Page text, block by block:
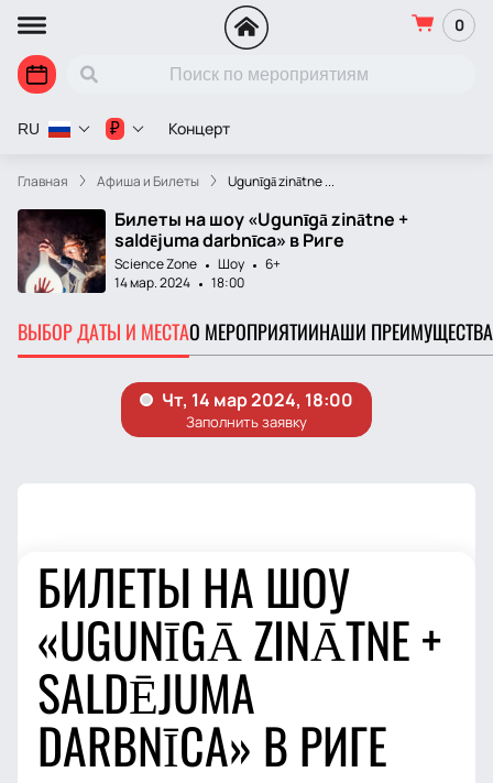
0
Концерт
RU ₽
Главная Афиша и Билеты Ugunīgā zinātne ...
Билеты на шоу «Ugunīgā zinātne +
saldējuma darbnīca» в Риге
Science Zone Шоу
6+
14 мар. 2024
18:00
ВЫБОР ДАТЫ И МЕСТАО МЕРОПРИЯТИИНАШИ ПРЕИМУЩЕСТВА
БИЛЕТЫ НА ШОУ
«UGUNĪGĀ ZINĀTNE +
SALDĒJUMA
DARBNĪCA» В РИГЕ